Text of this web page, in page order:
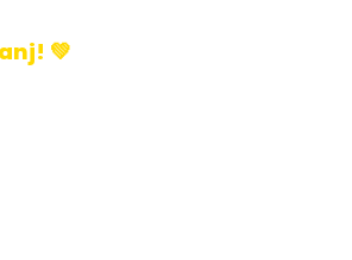
💚